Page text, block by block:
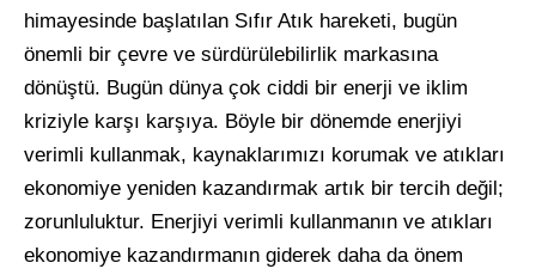
himayesinde başlatılan Sıfır Atık hareketi, bugün
önemli bir çevre ve sürdürülebilirlik markasına
dönüştü. Bugün dünya çok ciddi bir enerji ve iklim
kriziyle karşı karşıya. Böyle bir dönemde enerjiyi
verimli kullanmak, kaynaklarımızı korumak ve atıkları
ekonomiye yeniden kazandırmak artık bir tercih değil;
zorunluluktur. Enerjiyi verimli kullanmanın ve atıkları
ekonomiye kazandırmanın giderek daha da önem